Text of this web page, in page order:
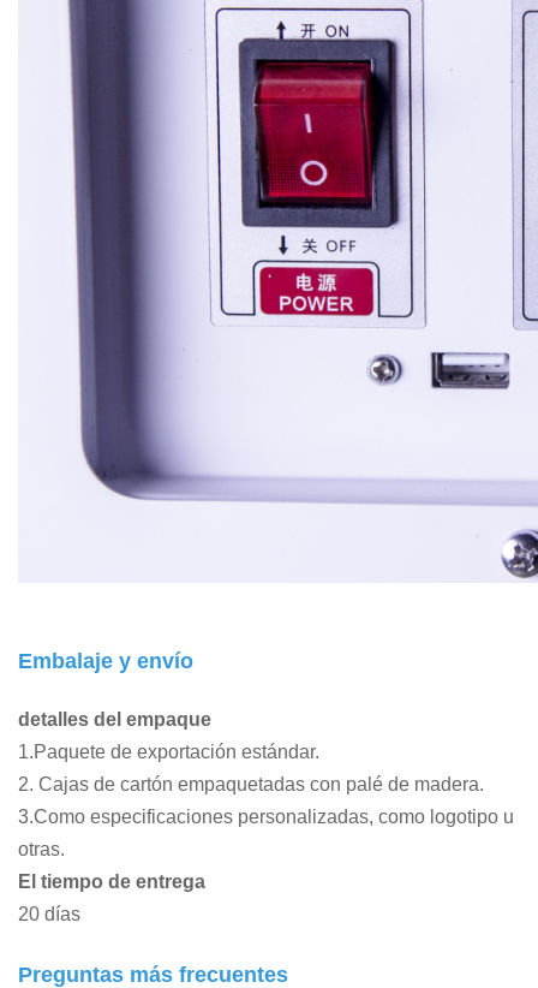
Embalaje y envío
detalles del empaque
1.Paquete de exportación estándar.
2. Cajas de cartón empaquetadas con palé de madera.
3.Como especificaciones personalizadas, como logotipo u
otras.
El tiempo de entrega
20 días
Preguntas más frecuentes